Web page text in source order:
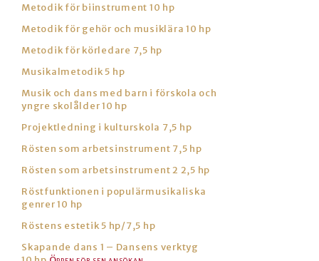
Metodik för biinstrument 10 hp
Metodik för gehör och musiklära 10 hp
Metodik för körledare 7,5 hp
Musikalmetodik 5 hp
Musik och dans med barn i förskola och
yngre skolålder 10 hp
Projektledning i kulturskola 7,5 hp
Rösten som arbetsinstrument 7,5 hp
Rösten som arbetsinstrument 2 2,5 hp
Röstfunktionen i populärmusikaliska
genrer 10 hp
Röstens estetik 5 hp/7,5 hp
Skapande dans 1 – Dansens verktyg